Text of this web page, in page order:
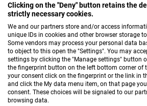
Clicking on the "Deny" button retains the
strictly necessary cookies.
We and our partners store and/or access
unique IDs in cookies and other browser storage
Some vendors may process your personal data
to object to this open the "Settings". You may
settings by clicking the "Manage settings" button
the fingerprint button on the left bottom corner of
your consent click on the fingerprint or the link in
and click the My data menu item, on that page
consent. These choices will be signaled to our
browsing data.
Brunchmesser-Set 2tlg Nuova
Verkäufer:
WMF
Regulärer Preis
19,99 €